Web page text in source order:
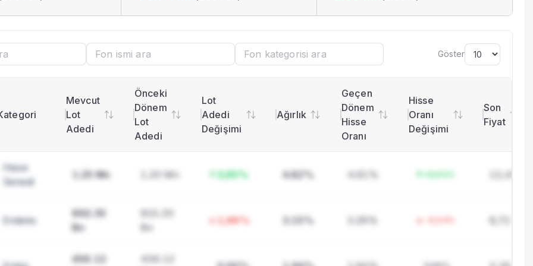
Göster
Sayfa başına satır
Mevcut
Lot
Adedi
Önceki
Dönem
Lot
Adedi
Lot
Adedi
Değişimi
Ağırlık
Geçen
Dönem
Hisse
Oranı
Hisse
Oranı
Değişimi
Son
Fiyat
Hisse
Senedi
1.25 Mn 1.20 Mn 3,95% 4.82% +0,21%
Endeks
892.35
Bn
Bn
1,96%
456.12